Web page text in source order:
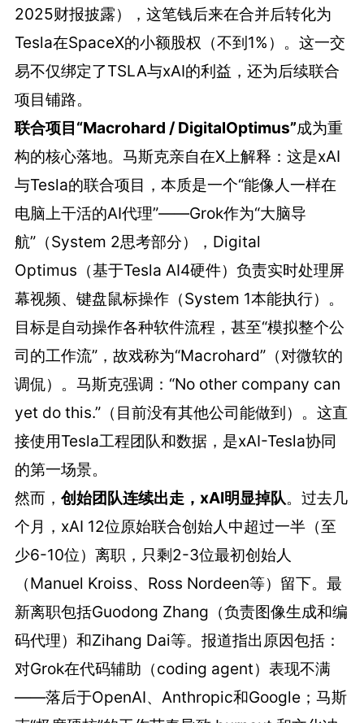
2025财报披露），这笔钱后来在合并后转化为
Tesla在SpaceX的小额股权（不到1%）。这一交
易不仅绑定了TSLA与xAI的利益，还为后续联合
项目铺路。
联合项目“Macrohard / DigitalOptimus”成为重
构的核心落地。马斯克亲自在X上解释：这是xAI
与Tesla的联合项目，本质是一个“能像人一样在
电脑上干活的AI代理”——Grok作为“大脑导
航”（System 2思考部分），Digital
Optimus（基于Tesla AI4硬件）负责实时处理屏
幕视频、键盘鼠标操作（System 1本能执行）。
目标是自动操作各种软件流程，甚至“模拟整个公
司的工作流”，故戏称为“Macrohard”（对微软的
调侃）。马斯克强调：“No other company can
yet do this.”（目前没有其他公司能做到）。这直
接使用Tesla工程团队和数据，是xAI-Tesla协同
的第一场景。
然而， 创始团队连续出走，xAI明显掉队。过去几
个月，xAI 12位原始联合创始人中超过一半（至
少6-10位）离职，只剩2-3位最初创始人
（Manuel Kroiss、Ross Nordeen等）留下。最
新离职包括Guodong Zhang（负责图像生成和编
码代理）和Zihang Dai等。报道指出原因包括：
对Grok在代码辅助（coding agent）表现不满
——落后于OpenAI、Anthropic和Google；马斯